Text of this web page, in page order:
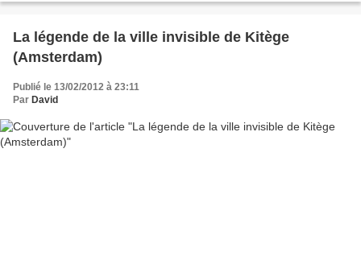
La légende de la ville invisible de Kitège
(Amsterdam)
Publié le 13/02/2012 à 23:11
Par David